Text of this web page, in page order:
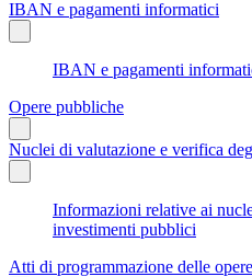
IBAN e pagamenti informatici
IBAN e pagamenti
Opere pubbliche
Nuclei di valutazione e verifica
Informazioni relative ai
investimenti pubblici
Atti di programmazione delle